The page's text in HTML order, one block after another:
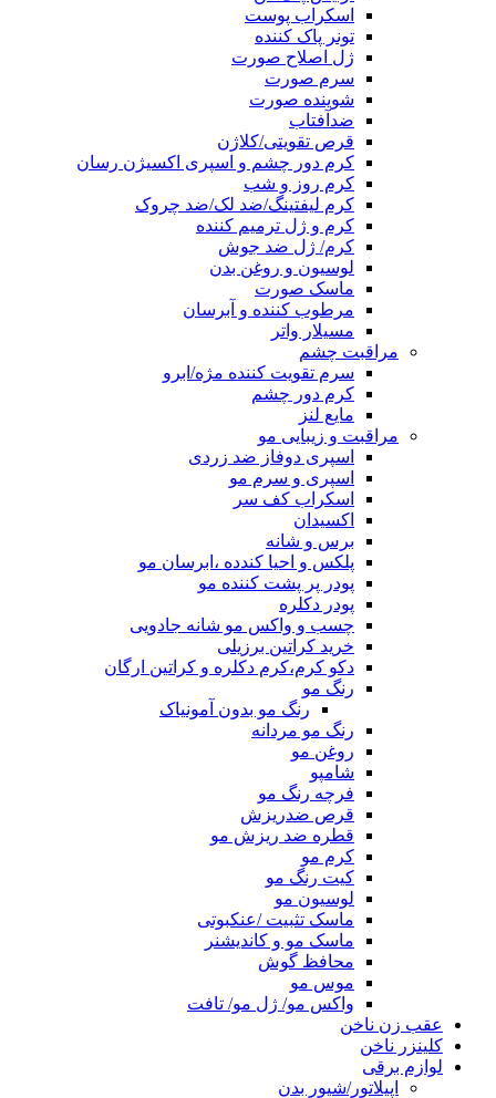
اسکراب پوست
تونر پاک کننده
ژل اصلاح صورت
سرم صورت
شوینده صورت
ضدآفتاب
قرص تقویتی/کلاژن
کرم دور چشم و اسپری اکسیژن رسان
کرم روز و شب
کرم لیفتینگ/ضد لک/ضد چروک
کرم و ژل ترمیم کننده
کرم/ ژل ضد جوش
لوسیون و روغن بدن
ماسک صورت
مرطوب کننده و آبرسان
مسیلار واتر
مراقبت چشم
سرم تقویت کننده مژه/ابرو
کرم دور چشم
مایع لنز
مراقبت و زیبایی مو
اسپری دوفاز ضد زردی
اسپری و سرم مو
اسکراب کف سر
اکسیدان
برس و شانه
پلکس و احیا کندده ،ابرسان مو
پودر پر پشت کننده مو
پودر دکلره
چسب و واکس مو شانه جادویی
خرید کراتین برزیلی
دکو کرم،کرم دکلره و کراتین ارگان
رنگ مو
رنگ مو بدون آمونیاک
رنگ مو مردانه
روغن مو
شامپو
فرچه رنگ مو
قرص ضدریزش
قطره ضد ریزش مو
کرم مو
کیت رنگ مو
لوسیون مو
ماسک تثبیت /عنکبوتی
ماسک مو و کاندیشنر
محافظ گوش
موس مو
واکس مو/ ژل مو/ تافت
عقب زن ناخن
کلینزر ناخن
لوازم برقی
اپیلاتور/شیور بدن